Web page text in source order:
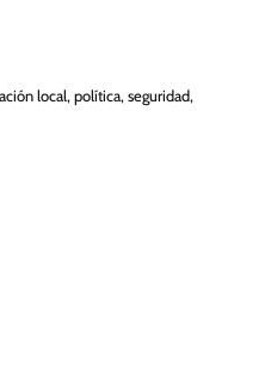
local, política, seguridad,